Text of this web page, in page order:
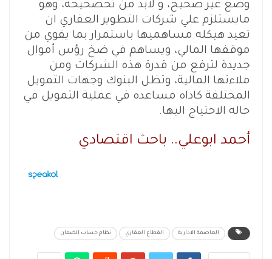
وضع غير صحيح، و لابد من تحصحيحه، وهو
مايستلزم علي شركات التطوير العقاري ان
تعيد هيكله مساهميها باستمرار بما يقوي من
موقفها المالي، ويساهم في ضخ رؤس أموال
جديدة لترفع من قدرة هذه الشركات ومن
ملاءتها المالية، وتظل البنوك وجهات التمويل
المختلفة كاداه مساعده في عملية التمويل في
حاله الاحتياج اليها.
أحمد ابوعلي.. باحث اقتصادي
العاصمة الادارية القطاع العقاري نظام حساب الضمان